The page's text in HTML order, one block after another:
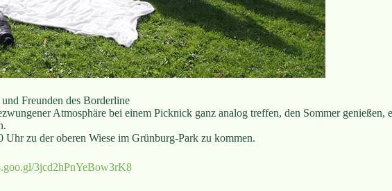
Freunden des Borderline
Atmosphäre bei einem Picknick ganz analog treffen, den Sommer genießen,
zu der oberen Wiese im Grünburg-Park zu kommen.
3jcd2hPnYeBow3rK8